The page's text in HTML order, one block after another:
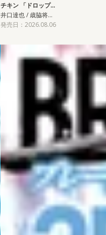
チキン 「ドロップ…
井口達也 / 歳脇将…
発売日：2026.08.06